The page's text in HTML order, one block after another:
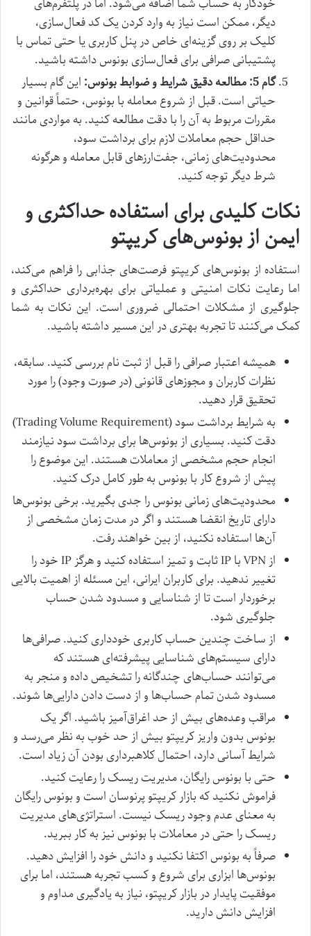
خودکار به حساب شما اضافه می‌شود. اما در پلتفرم‌های
دیگر، ممکن است نیاز به وارد کردن یک کد فعال‌سازی،
کلیک بر روی گزینه‌ای خاص در پنل کاربری یا حتی تماس با
پشتیبانی صرافی برای فعال‌سازی بونوس داشته باشید.
گام 5: مطالعه دقیق شرایط و ضوابط بونوس:
این گام بسیار
حیاتی است. قبل از شروع معامله با بونوس، حتماً قوانین و
مقررات مربوط به آن را با دقت مطالعه کنید. به مواردی مانند
حداقل حجم معاملات لازم برای برداشت سود،
محدودیت‌های زمانی، جفت‌ارزهای قابل معامله و هرگونه
شرط دیگر توجه کنید.
نکات کلیدی برای استفاده حداکثری و
ایمن از بونوس‌های کریپتو
استفاده از بونوس‌های کریپتو فرصت‌های جذابی را فراهم می‌کند،
اما رعایت نکات امنیتی و عملیاتی برای بهره‌برداری حداکثری و
جلوگیری از مشکلات احتمالی ضروری است. این نکات به شما
کمک می‌کنند تا تجربه بهتری در این مسیر داشته باشید.
همیشه اعتبار صرافی را قبل از ثبت نام بررسی کنید. سابقه،
نظرات کاربران و مجوزهای قانونی (در صورت وجود) را مورد
تحقیق قرار دهید.
به شرایط برداشت سود (Trading Volume Requirement)
دقت کنید. بسیاری از بونوس‌ها برای برداشت سود نیازمند
انجام حجم مشخصی از معاملات هستند. این موضوع را
پیش از شروع کار با بونوس به طور کامل درک کنید.
محدودیت‌های زمانی بونوس را جدی بگیرید. برخی بونوس‌ها
دارای تاریخ انقضا هستند و اگر در مدت زمان مشخصی از
آن‌ها استفاده نکنید، از بین خواهند رفت.
از VPN با IP ثابت و تمیز استفاده کنید و هرگز IP خود را
تغییر ندهید. برای کاربران ایرانی، این مسئله از اهمیت بالایی
برخوردار است تا از شناسایی و مسدود شدن حساب
جلوگیری شود.
از ساخت چندین حساب کاربری خودداری کنید. صرافی‌ها
دارای سیستم‌های شناسایی پیشرفته‌ای هستند که
می‌توانند حساب‌های چندگانه را تشخیص داده و منجر به
مسدود شدن تمام حساب‌ها و از دست دادن دارایی‌ها شوند.
مراقب وعده‌های بیش از حد اغراق‌آمیز باشید. اگر یک
بونوس بدون واریز کریپتو بیش از حد خوب به نظر می‌رسد و
شرایط آسانی دارد، احتمال کلاهبرداری بودن آن زیاد است.
حتی با بونوس رایگان، مدیریت ریسک را رعایت کنید.
فراموش نکنید که بازار کریپتو پرنوسان است و بونوس رایگان
به معنای عدم وجود ریسک نیست. استراتژی‌های مدیریت
ریسک را حتی در معاملات با بونوس نیز به کار ببرید.
صرفاً به بونوس اکتفا نکنید و دانش خود را افزایش دهید.
بونوس‌ها ابزاری برای شروع و کسب تجربه هستند، اما برای
موفقیت پایدار در بازار کریپتو، نیاز به یادگیری مداوم و
افزایش دانش دارید.